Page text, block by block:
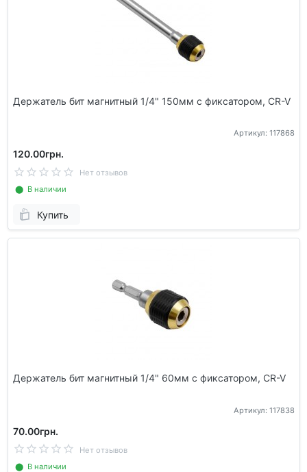
Держатель бит магнитный 1/4" 150мм с фиксатором, CR-V
Артикул: 117868
120.00грн.
Нет отзывов
⬤ В наличии
Купить
Держатель бит магнитный 1/4" 60мм с фиксатором, CR-V
Артикул: 117838
70.00грн.
Нет отзывов
⬤ В наличии